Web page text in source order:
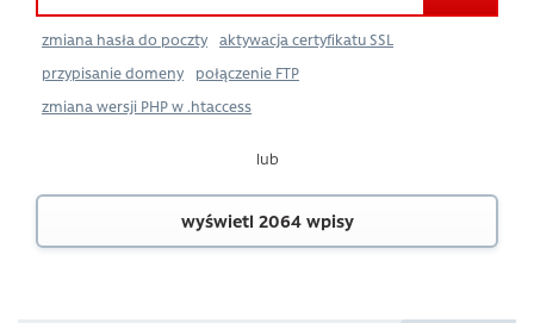
zmiana hasła do poczty
aktywacja certyfikatu SSL
przypisanie domeny
połączenie FTP
zmiana wersji PHP w .htaccess
lub
wyświetl 2064 wpisy